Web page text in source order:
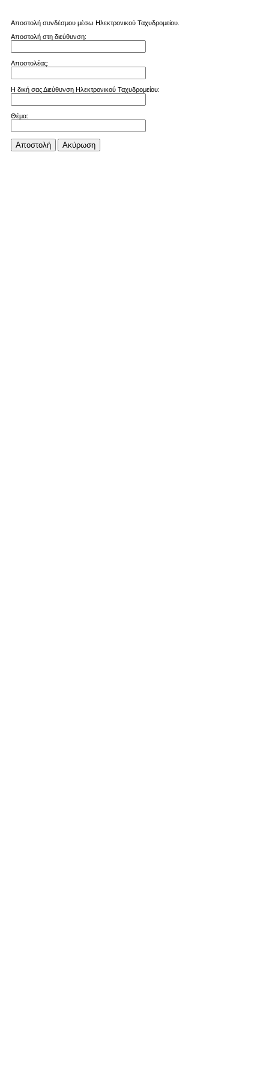
Αποστολή συνδέσμου μέσω Ηλεκτρονικού Ταχυδρομείου.
Αποστολή στη διεύθυνση:
Αποστολέας:
Η δική σας Διεύθυνση Ηλεκτρονικού Ταχυδρομείου:
Θέμα:
Αποστολή Aκύρωση